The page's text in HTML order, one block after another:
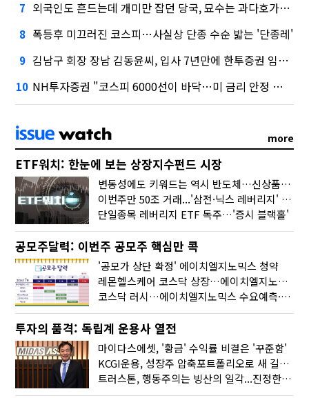
7 외국인도 흔드는데 개미만 잡던 당국, 묘수는 과다호가부담금?
8 폭등후 미끄러진 코스피…사실상 단종 수순 밟는 '단종레'
9 김남구 회장 장남 김동윤씨, 입사 7년만에 한투증권 임원 승진
10 NH투자증권 "코스피 6000선이 바닥…미 금리 안정 후 추가 회복"
more
ETF워치: 한눈에 보는 상장지수펀드 시장
변동성에도 키워드는 역시 반도체…신상품은 우주·방산
이번주만 50조 거래...'삼전·닉스 레버리지' 수익률은 -30%
단일종목 레버리지 ETF 독주…'증시 블랙홀'
공모주달력: 이번주 공모주 핵심만 콕
'공모가 상단 확정' 에이치엘지노믹스 청약
레몬헬스케어 코스닥 상장…에이치엘지노믹스 수요예측
코스닥 러시…에이치엘지노믹스 수요예측·레메디 청약
투자의 품격: 독립계 운용사 열전
마이다스에셋, '황금' 수익률 비결은 '꾸준함'
KCGI운용, 성장주 압축포트폴리오로 새 길을 그리다
트러스톤, 행동주의는 빙산의 일각...진정한 힘은 '주식형 강자'